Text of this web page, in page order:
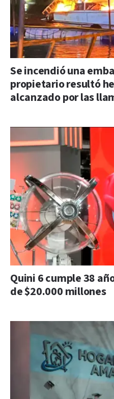
Se incendió una
propietario resultó
alcanzado por las
Quini 6 cumple 38
de $20.000 millones